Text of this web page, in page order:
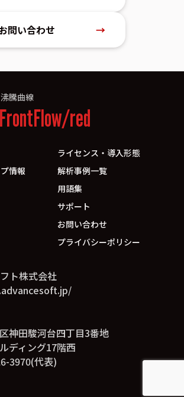
問い合わせ →
沸騰曲線
red
ライセンス・導入形態
情報
解析事例一覧
用語集
サポート
お問い合わせ
プライバシーポリシー
ト株式会社
神田駿河台四丁目3番地
ディング17階西
3970(代表)